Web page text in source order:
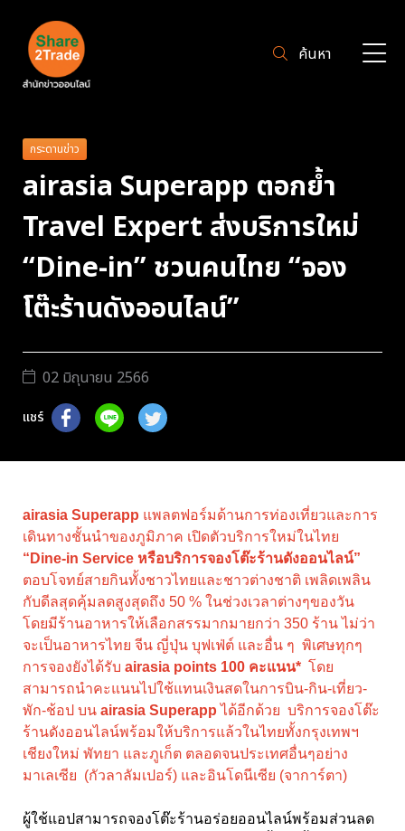
ค้นหา
กระดานข่าว
airasia Superapp ตอกย้ำ
Travel Expert ส่งบริการใหม่
“Dine-in” ชวนคนไทย “จอง
โต๊ะร้านดังออนไลน์”
02 มิถุนายน 2566
แชร์
airasia Superapp แพลตฟอร์มด้านการท่องเที่ยวและการ
เดินทางชั้นนำของภูมิภาค เปิดตัวบริการใหม่ในไทย
“Dine-in Service หรือบริการจองโต๊ะร้านดังออนไลน์”
ตอบโจทย์สายกินทั้งชาวไทยและชาวต่างชาติ เพลิดเพลิน
กับดีลสุดคุ้มลดสูงสุดถึง 50 % ในช่วงเวลาต่างๆของวัน
โดยมีร้านอาหารให้เลือกสรรมากมายกว่า 350 ร้าน ไม่ว่า
จะเป็นอาหารไทย จีน ญี่ปุ่น บุฟเฟ่ต์ และอื่น ๆ พิเศษทุกๆ
การจองยังได้รับ airasia points 100 คะแนน* โดย
สามารถนำคะแนนไปใช้แทนเงินสดในการบิน-กิน-เที่ยว-
พัก-ช้อป บน airasia Superappได้อีกด้วย บริการจองโต๊ะ
ร้านดังออนไลน์พร้อมให้บริการแล้วในไทยทั้งกรุงเทพฯ
เชียงใหม่ พัทยา และภูเก็ต ตลอดจนประเทศอื่นๆอย่าง
มาเลเซีย (กัวลาลัมเปอร์) และอินโดนีเซีย (จาการ์ตา)
ผู้ใช้แอปสามารถจองโต๊ะร้านอร่อยออนไลน์พร้อมส่วนลด